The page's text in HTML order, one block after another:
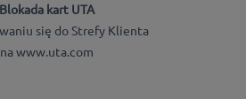
Blokada kart UTA
się do Strefy Klienta
na www.uta.com